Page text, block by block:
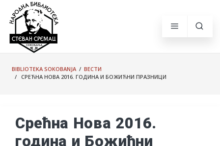
BIBLIOTEKA SOKOBANJA / ВЕСТИ
/ СРЕЋНА НОВА 2016. ГОДИНА И БОЖИЋНИ ПРАЗНИЦИ
Срећна Нова 2016.
година и Божићни